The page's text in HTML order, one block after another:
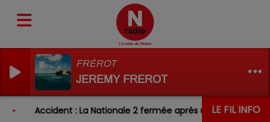
FRÉROT
JEREMY FREROT
LE FIL INFO
Accident : La Nationale 2 fermée après un choc entre